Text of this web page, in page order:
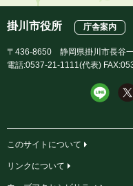
掛川市役所 庁舎案内
〒436-8650 静岡県掛川市長谷
電話:0537-21-1111(代表)
このサイトについて
リンクについて